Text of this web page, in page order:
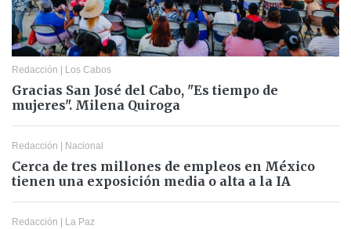
Redacción | Los Cabos
Gracias San José del Cabo, "Es tiempo de
mujeres". Milena Quiroga
Redacción | Nacional
Cerca de tres millones de empleos en México
tienen una exposición media o alta a la IA
Redacción | La Paz